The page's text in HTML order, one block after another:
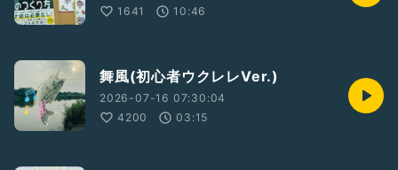
1641
10:46
舞風(初心者ウクレレVer.)
2026-07-16 07:30:04
4200
03:15